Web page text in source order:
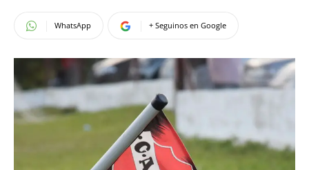
WhatsApp + Seguinos en Google